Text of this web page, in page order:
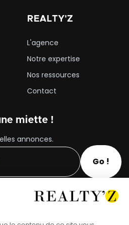
REALTY'Z
L'agence
Notre expertise
Nos ressources
Contact
miette !
annonces.